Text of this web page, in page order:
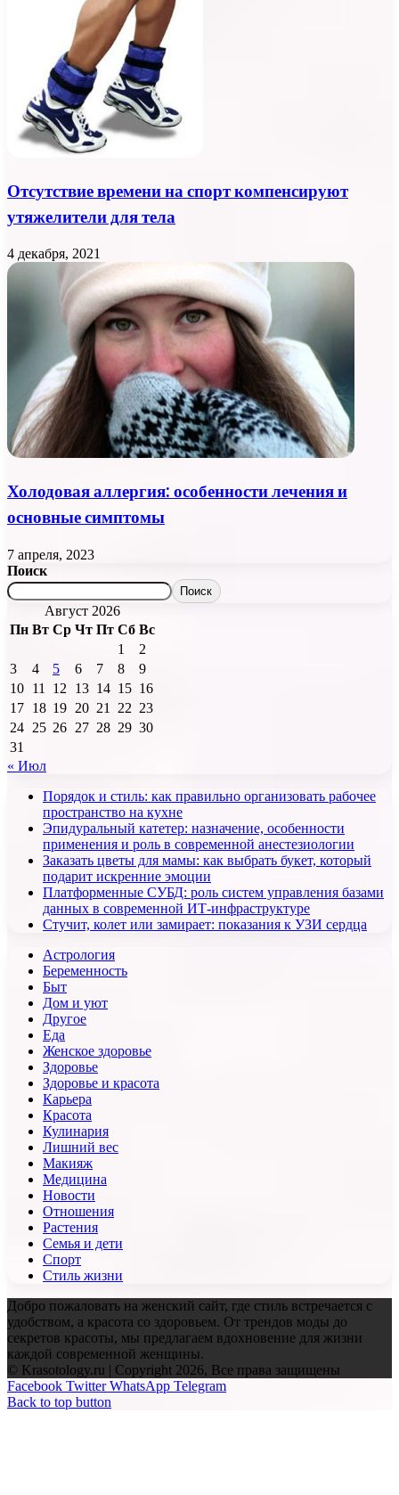
Отсутствие времени на спорт компенсируют
утяжелители для тела
4 декабря, 2021
Холодовая аллергия: особенности лечения и
основные симптомы
7 апреля, 2023
Поиск
Поиск
Август 2026
Пн Вт Ср Чт Пт Сб Вс
1
2
3
4 5 6 7 8
9
10 11 12 13 14 15 16
17 18 19 20 21 22 23
24 25 26 27 28 29 30
31
« Июл
Порядок и стиль: как правильно организовать рабочее
пространство на кухне
Эпидуральный катетер: назначение, особенности
применения и роль в современной анестезиологии
Заказать цветы для мамы: как выбрать букет, который
подарит искренние эмоции
Платформенные СУБД: роль систем управления базами
данных в современной ИТ-инфраструктуре
Стучит, колет или замирает: показания к УЗИ сердца
Астрология
Беременность
Быт
Дом и уют
Другое
Еда
Женское здоровье
Здоровье
Здоровье и красота
Карьера
Красота
Кулинария
Лишний вес
Макияж
Медицина
Новости
Отношения
Растения
Семья и дети
Спорт
Стиль жизни
Добро пожаловать на женский сайт, где стиль встречается с
удобством, а красота со здоровьем. От трендов моды до
секретов красоты, мы предлагаем вдохновение для жизни
каждой современной женщины.
© Krasotology.ru | Copyright 2026, Все права защищены
Facebook Twitter WhatsApp Telegram
Back to top button